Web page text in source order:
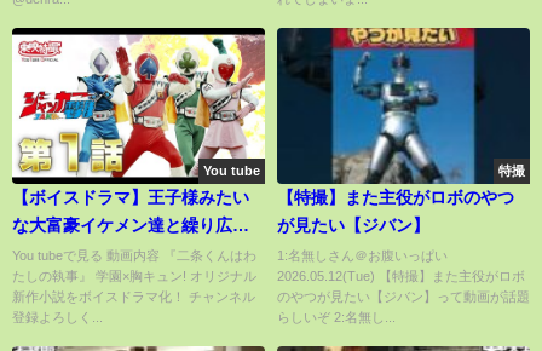
You tube
【ボイスドラマ】王子様みたい
な大富豪イケメン達と繰り広げ
るシンデレラストーリー♡学園
恋愛小説【二条くんはわたしの
執事 平凡なわたしが今日からお
You tubeで見る 動画内容 『二条くんはわ
たしの執事』 学園×胸キュン! オリジナル
新作小説をボイスドラマ化！ チャンネル
登録よろしく...
特撮
【特撮】また主役がロボのやつ
が見たい【ジバン】
1:名無しさん＠お腹いっぱい
2026.05.12(Tue) 【特撮】また主役がロボ
のやつが見たい【ジバン】って動画が話題
らしいぞ 2:名無し...